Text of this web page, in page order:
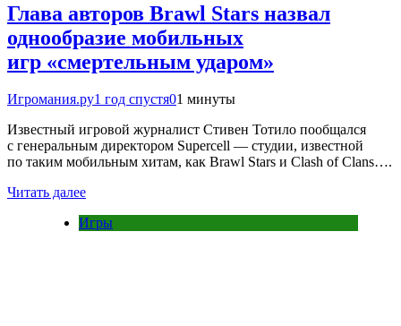
Глава авторов Brawl Stars назвал
однообразие мобильных
игр «смертельным ударом»
Игромания.ру1 год спустя01 минуты
Известный игровой журналист Стивен Тотило пообщался
с генеральным директором Supercell — студии, известной
по таким мобильным хитам, как Brawl Stars и Clash of Clans….
Читать далее
Игры